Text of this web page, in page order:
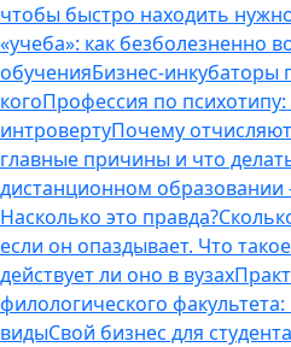
чтобы быстро находить
«учеба»: как безболезненно
обученияБизнес-инкубаторы
когоПрофессия по
интровертуПочему
главные причины и что
дистанционном образовании
Насколько это правда?
если он опаздывает. Что
действует ли оно в вузах
филологического факультета:
видыСвой бизнес для